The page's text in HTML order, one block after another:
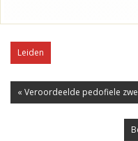
Leiden
« Veroordeelde pedofiele